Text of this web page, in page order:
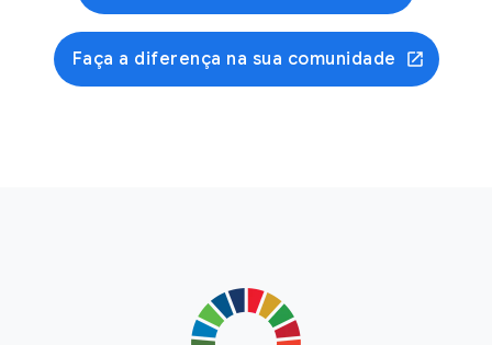
Faça a diferença na sua comunidade